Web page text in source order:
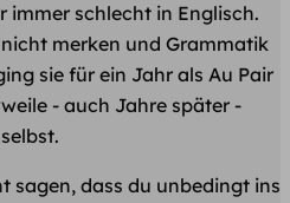
immer schlecht in Englisch.
merken und Grammatik
sie für ein Jahr als Au Pair
- auch Jahre später -
sagen, dass du unbedingt ins